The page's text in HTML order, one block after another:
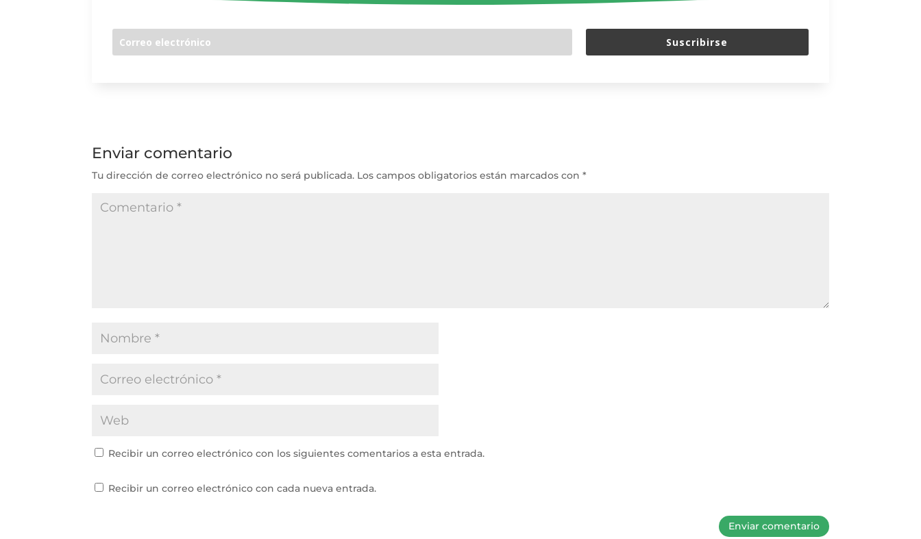
Suscribirse
Enviar comentario
Tu dirección de correo electrónico no será publicada. Los campos obligatorios están marcados con*
Recibir un correo electrónico con los siguientes comentarios a esta entrada.
Recibir un correo electrónico con cada nueva entrada.